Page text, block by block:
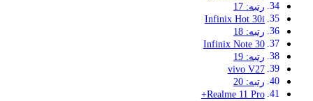
رتبه: 17
Infinix Hot 30i
رتبه: 18
Infinix Note 30
رتبه: 19
vivo V27
رتبه: 20
Realme 11 Pro+